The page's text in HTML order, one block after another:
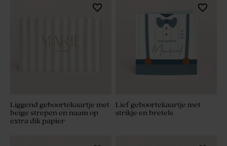
Liggend geboortekaartje met
beige strepen en naam op
extra dik papier
Lief geboortekaartje met
strikje en bretels